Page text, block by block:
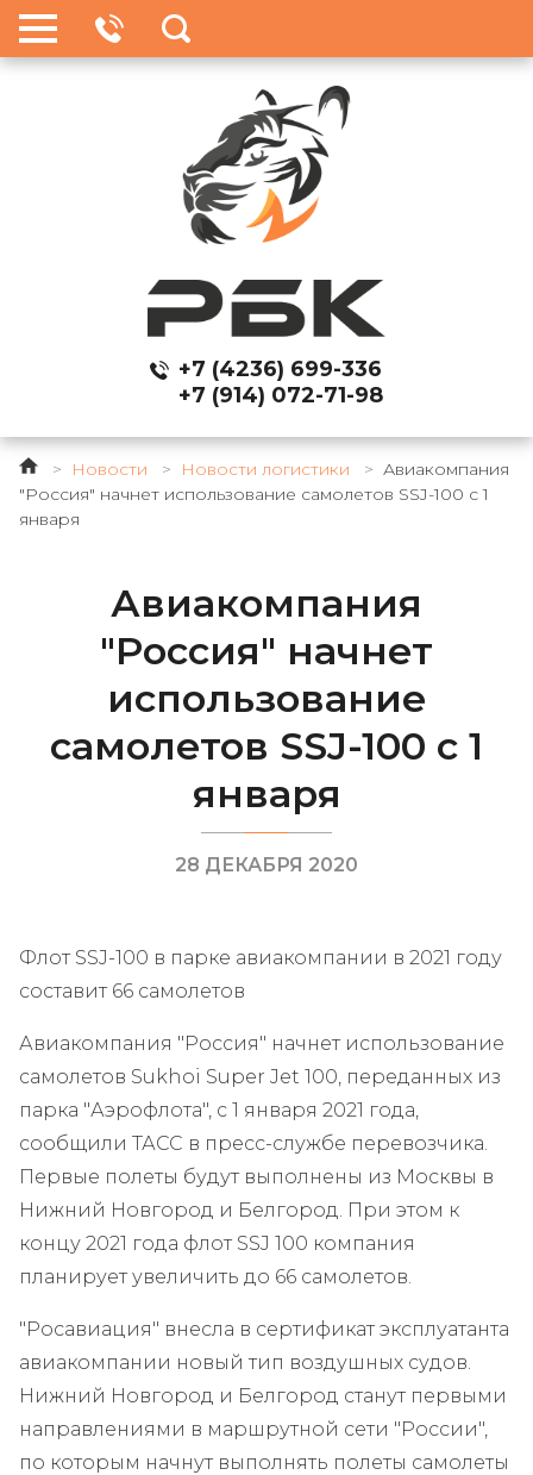
+7 (4236) 699-336
+7 (914) 072-71-98
> Новости > Новости логистики > Авиакомпания
"Россия" начнет использование самолетов SSJ-100 с 1
января
Авиакомпания
"Россия" начнет
использование
самолетов SSJ-100 с 1
января
28 ДЕКАБРЯ 2020
Флот SSJ-100 в парке авиакомпании в 2021 году
составит 66 самолетов
Авиакомпания "Россия" начнет использование
самолетов Sukhoi Super Jet 100, переданных из
парка "Аэрофлота", с 1 января 2021 года,
сообщили ТАСС в пресс-службе перевозчика.
Первые полеты будут выполнены из Москвы в
Нижний Новгород и Белгород. При этом к
концу 2021 года флот SSJ 100 компания
планирует увеличить до 66 самолетов.
"Росавиация" внесла в сертификат эксплуатанта
авиакомпании новый тип воздушных судов.
Нижний Новгород и Белгород станут первыми
направлениями в маршрутной сети "России",
по которым начнут выполнять полеты самолеты